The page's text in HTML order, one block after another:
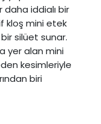
iddialı bir
kloş mini etek
silüet sunar.
yer alan mini
kesimleriyle
biri